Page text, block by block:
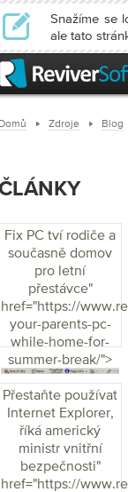
Snažíme se
ale tato
Zdroje Blog
Fix PC tví rodiče a
současně domov
pro letní
přestávce"
href="https://
your-parents-pc-
while-home-for-
summer-break/">
Přestaňte používat
Internet Explorer,
říká americký
ministr vnitřní
bezpečnosti"
href="https://